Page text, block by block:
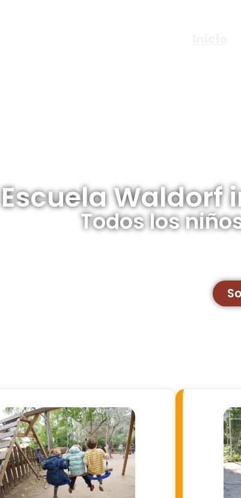
Escuela Waldorf
Todos los